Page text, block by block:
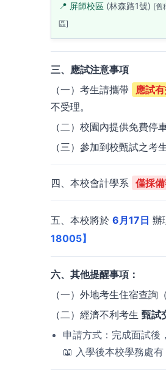
📍 屏師校區 (林森路1號) [舊
區]
三、應試注意事項
（一）考生請攜帶 應試
不受理。
（二）校園內提供免費停車
（三）參加到校甄試之考
四、本校會計學系 僅採
五、本校將於 6月17日 辦
18005】
六、其他提醒事項：
（一）外地考生住宿查詢
（二）經濟不利考生 甄試
申請方式：完成面試後，
📖 入學後本校學務處有